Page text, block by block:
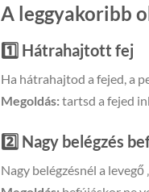
A leggyakoribb
1️⃣ Hátrahajtott fej
Ha hátrahajtod a fejed, a
Megoldás:tartsd a fejed
2️⃣ Nagy belégzés
Nagy belégzésnél a